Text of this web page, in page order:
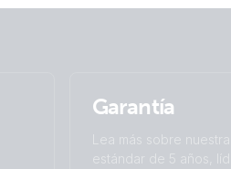
Garantía
Lea más sobre
estándar de 5 años,